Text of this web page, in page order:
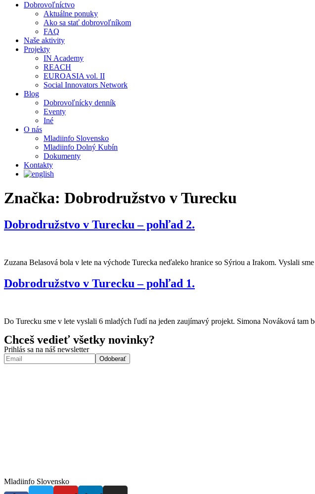
Dobrovoľníctvo
Aktuálne ponuky
Ako sa stať dobrovoľníkom
FAQ
Naše aktivity
Projekty
IN Academy
REACH
EUROASIA vol. II
Social Innovators Network
Blog
Dobrovoľnícky denník
Eventy
Iné
O nás
Mladiinfo Slovensko
Mladiinfo Dolný Kubín
Dokumenty
Kontakty
Značka: Dobrodružstvo v Turecku
Dobrodružstvo v Turecku – pohľad 2.
Zuzana Belasová bola v lete na východe Turecka neďaleko hranice so Sýriou a Irakom. Vyslali
Dobrodružstvo v Turecku – pohľad 1.
Do Turecku sme v lete vyslali 6 mladých ľudí na jeden zaujímavý projekt. Simona Nováková tam
Chceš vedieť všetky novinky?
Prihlás sa na náš newsletter
Mladiinfo Slovensko